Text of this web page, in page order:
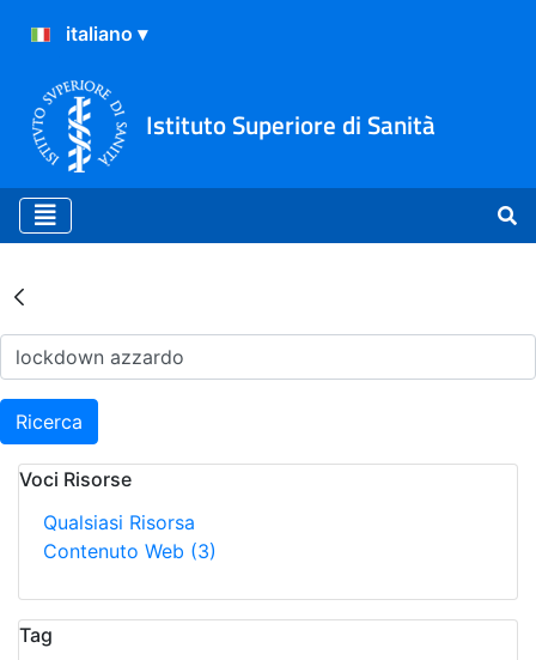
Istituto Superiore di Sanità
Risultati della Ricerca -
Ricerca
Voci Risorse
Qualsiasi Risorsa
Contenuto Web (3)
Tag